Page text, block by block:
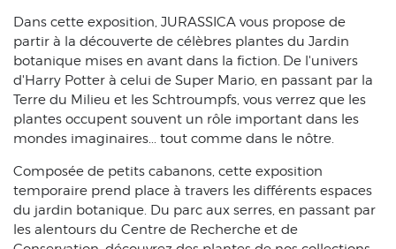
Dans cette exposition, JURASSICA vous propose de
partir à la découverte de célèbres plantes du Jardin
botanique mises en avant dans la fiction. De l'univers
d'Harry Potter à celui de Super Mario, en passant par la
Terre du Milieu et les Schtroumpfs, vous verrez que les
plantes occupent souvent un rôle important dans les
mondes imaginaires... tout comme dans le nôtre.
Composée de petits cabanons, cette exposition
temporaire prend place à travers les différents espaces
du jardin botanique. Du parc aux serres, en passant par
les alentours du Centre de Recherche et de